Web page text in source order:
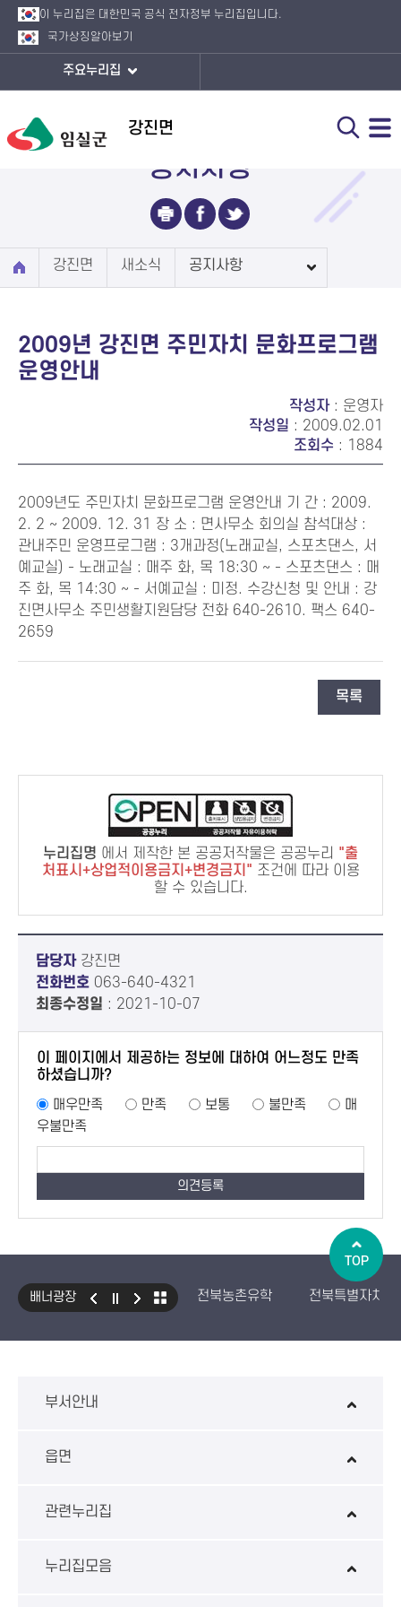
이 누리집은 대한민국 공식 전자정부 누리집입니다.
국가상징 알아보기
주요누리집
강진면
공지사항
강진면 새소식 공지사항
2009년 강진면 주민자치 문화프로그램
운영안내
작성자: 운영자
작성일 : 2009.02.01
조회수 : 1884
2009년도 주민자치 문화프로그램 운영안내 기 간 : 2009.
2. 2 ~ 2009. 12. 31 장 소 : 면사무소 회의실 참석대상 :
관내주민 운영프로그램 : 3개과정(노래교실, 스포츠댄스, 서
예교실) - 노래교실 : 매주 화, 목 18:30 ~ - 스포츠댄스 : 매
주 화, 목 14:30 ~ - 서예교실 : 미정. 수강신청 및 안내 : 강
진면사무소 주민생활지원담당 전화 640-2610. 팩스 640-
2659
목록
누리집명 에서 제작한 본 공공저작물은 공공누리
출
처표시+상업적이용금지+변경금지
조건에 따라 이용
할 수 있습니다.
담당자강진면
전화번호 063-640-4321
최종수정일 : 2021-10-07
이 페이지에서 제공하는 정보에 대하여 어느정도 만족
하셨습니까?
매우만족
만족 보통 불만족
매
우불만족
배너광장 전북농촌유학
전북특별자치
부서안내
읍면
관련누리집
누리집모음
TOP